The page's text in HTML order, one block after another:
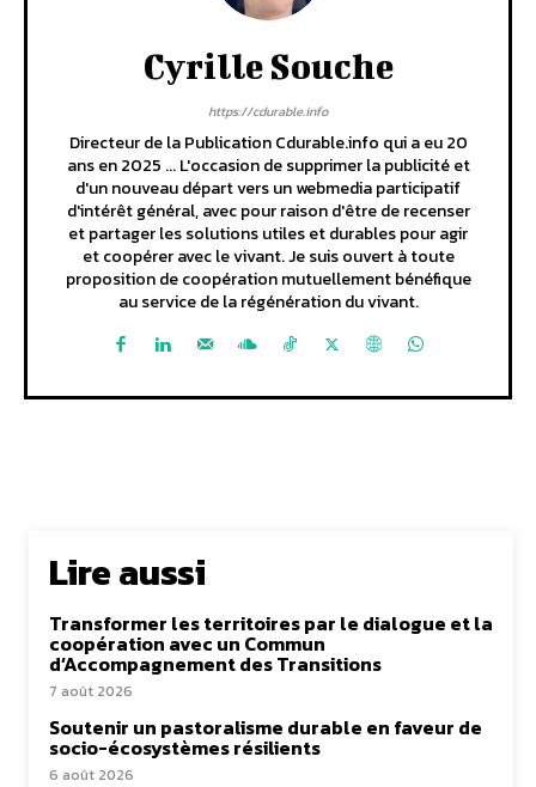
Cyrille Souche
https://cdurable.info
Directeur de la Publication Cdurable.info qui a eu 20
ans en 2025 ... L'occasion de supprimer la publicité et
d'un nouveau départ vers un webmedia participatif
d'intérêt général, avec pour raison d'être de recenser
et partager les solutions utiles et durables pour agir
et coopérer avec le vivant. Je suis ouvert à toute
proposition de coopération mutuellement bénéfique
au service de la régénération du vivant.
Lire aussi
Transformer les territoires par le dialogue et la
coopération avec un Commun
d’Accompagnement des Transitions
7 août 2026
Soutenir un pastoralisme durable en faveur de
socio-écosystèmes résilients
6 août 2026